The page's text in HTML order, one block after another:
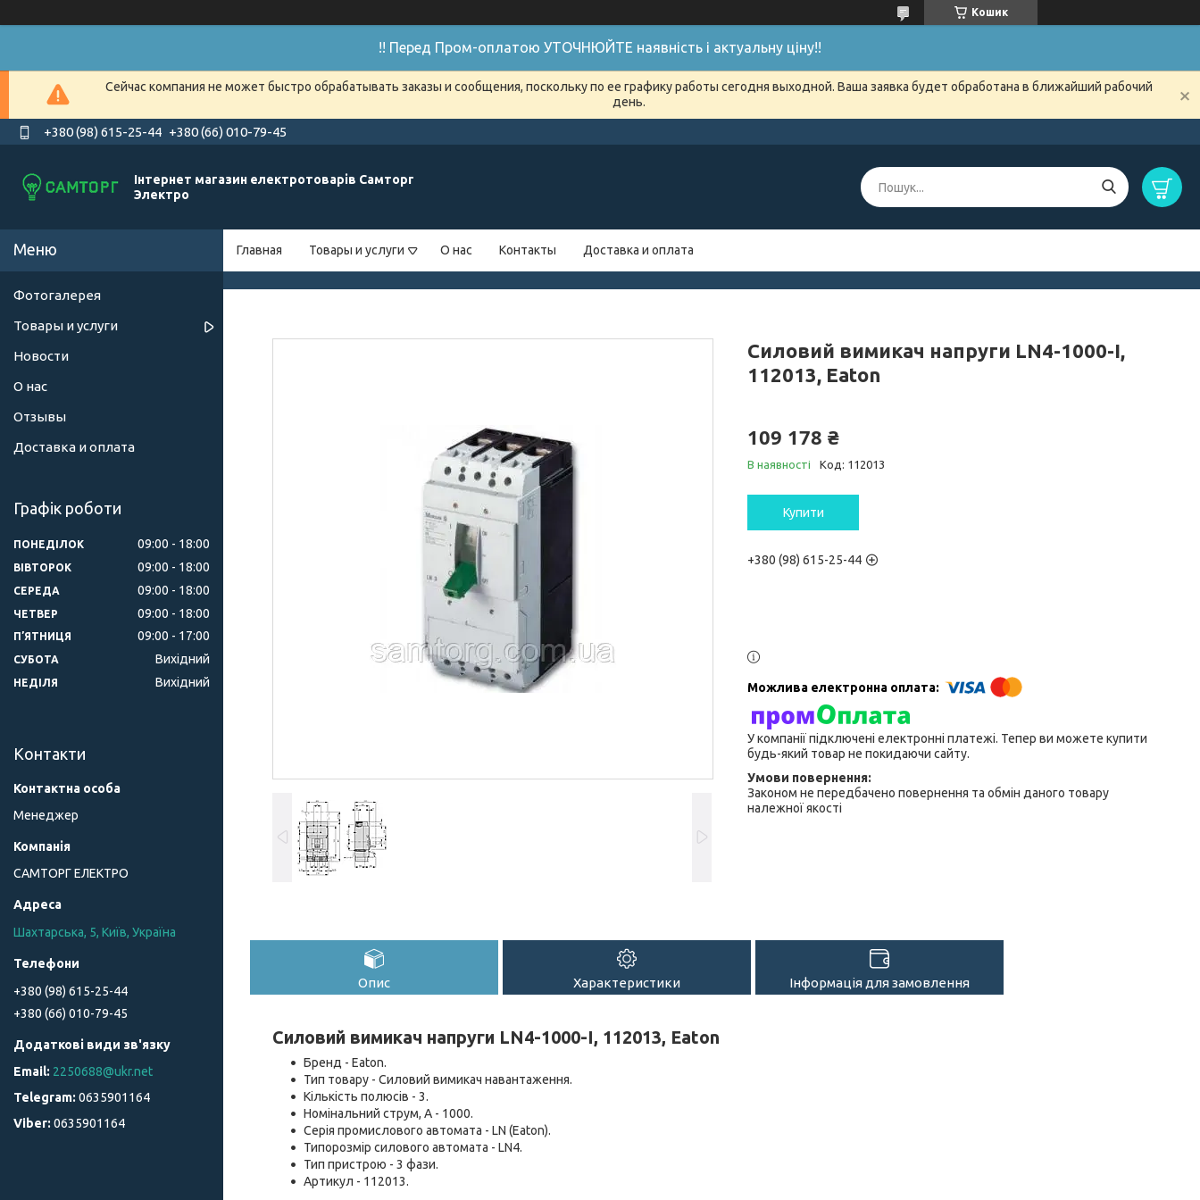
Кошик
!! Перед Пром-оплатою УТОЧНЮЙТЕ наявність і актуальну ціну!!
Сейчас компания не может быстро обрабатывать заказы и сообщения, поскольку по ее графику работы сегодня выходной. Ваша заявка будет обработана в ближайший рабочий
день.
+380 (98) 615-25-44 +380 (66) 010-79-45
Інтернет магазин електротоварів Самторг
Электро
Главная Товары и услуги О нас Контакты Доставка и оплата
Силовий вимикач напруги LN4-1000-I,
112013, Eaton
109 178 ₴
В наявності Код: 112013
Купити
+380 (98) 615-25-44
У компанії підключені електронні платежі. Тепер ви можете купити
будь-який товар не покидаючи сайту.
Законом не передбачено повернення та обмін даного товару
належної якості
Опис Характеристики Інформація для замовлення
Силовий вимикач напруги LN4-1000-I, 112013, Eaton
Бренд - Eaton.
Тип товару - Силовий вимикач навантаження.
Кількість полюсів - 3.
Номінальний струм, А - 1000.
Серія промислового автомата - LN (Eaton).
Типорозмір силового автомата - LN4.
Тип пристрою - 3 фази.
Артикул - 112013.
Фотогалерея
Товары и услуги
Новости
О нас
Отзывы
Доставка и оплата
Графік роботи
ПОНЕДІЛОК 09:00 18:00
ВІВТОРОК 09:00 18:00
СЕРЕДА 09:00 18:00
ЧЕТВЕР 09:00 18:00
ПʼЯТНИЦЯ 09:00 17:00
СУБОТА Вихідний
НЕДІЛЯ Вихідний
Контакти
Менеджер
САМТОРГ ЕЛЕКТРО
Шахтарська, 5, Київ, Україна
+380 (98) 615-25-44
+380 (66) 010-79-45
2250688@ukr.net
0635901164
0635901164